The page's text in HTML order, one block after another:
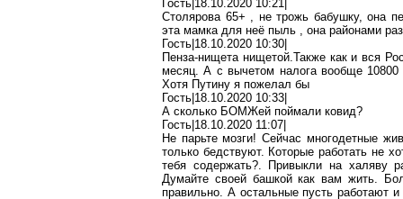
Гость|18.10.2020 10:21|
Столярова65+ , нетрожь бабушку, она
эта мамка для неё пыль , она районами
Гость|18.10.2020 10:30|
Пенза-нищета нищетой.Такжекак и вся
месяц. А с вычетом налога вообще 10800
Хотя Путину я пожелал бы
Гость|18.10.2020 10:33|
А сколько БОМЖей поймали ковид?
Гость|18.10.2020 11:07|
Не парьтемозги! Сейчас многодетные
только бедствуют. Которые работать не
тебя содержать?.
Привыкли на халяву
Думайте своей башкойкак вам жить.
правильно. А остальные пусть работают